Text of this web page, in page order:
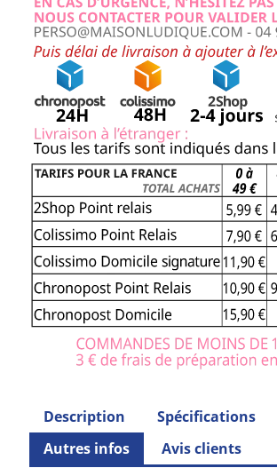
Description Spécifications
Autres infos
Avis clients